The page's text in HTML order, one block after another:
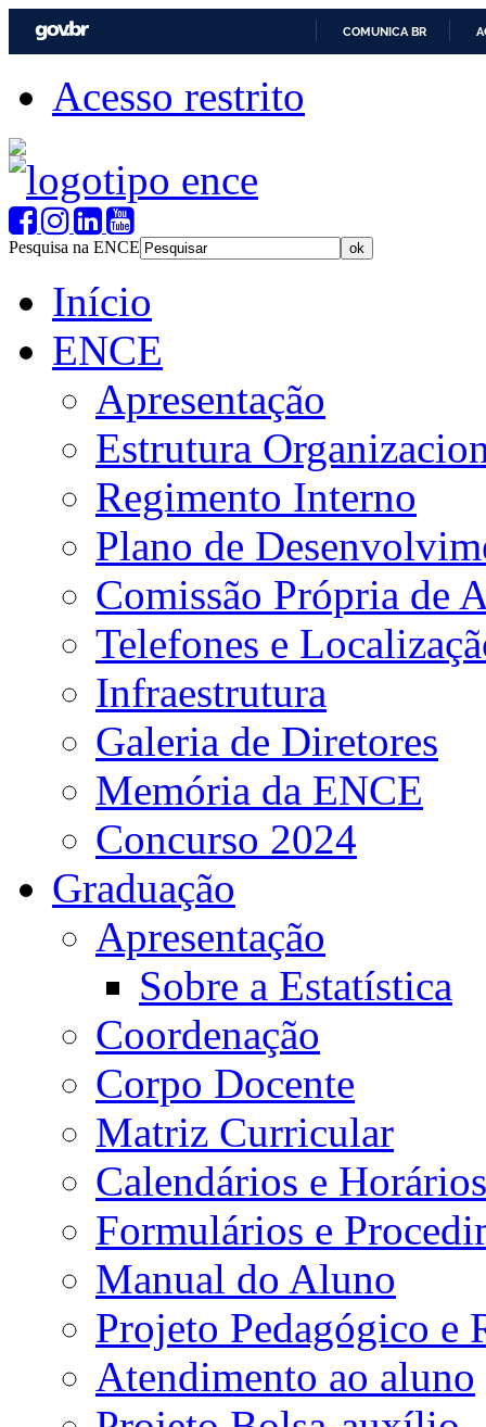
COMUNICA BR
Acesso restrito
Pesquisa na ENCE
Início
ENCE
Apresentação
Estrutura
Regimento Interno
Plano de
Comissão Própria de
Telefones e
Infraestrutura
Galeria de Diretores
Memória da ENCE
Concurso 2024
Graduação
Apresentação
Sobre a Estatística
Coordenação
Corpo Docente
Matriz Curricular
Calendários e Horários
Formulários e
Manual do Aluno
Projeto Pedagógico e
Atendimento ao aluno